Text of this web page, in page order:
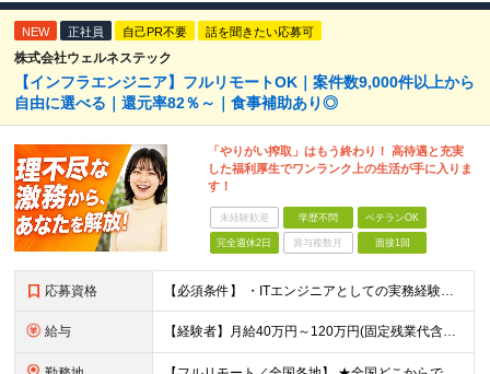
NEW 正社員 自己PR不要 話を聞きたい応募可
株式会社ウェルネステック
【インフラエンジニア】フルリモートOK｜案件数9,000件以上から
自由に選べる｜還元率82％～｜食事補助あり◎
「やりがい搾取」はもう終わり！ 高待遇と充実
した福利厚生でワンランク上の生活が手に入りま
す！
未経験歓迎 学歴不問 ベテランOK
完全週休2日 賞与複数月 面接1回
応募資格 【必須条件】 ・ITエンジニアとしての実務経験が1年以上ある方 ※開発・インフラ・運用保守など分野・フェーズは不問！ ※学歴不問 【歓迎条件】 ・基本設計、詳細設計などの経験がある方 ・AWS, G
給与 【経験者】月給40万円～120万円(固定残業代含む)+各種手当 ※月給には、みなし残業手当(月30時間／5万8,000円～15万7,000円)を含みます ※上記を超える時間外労働分は追加で支給します